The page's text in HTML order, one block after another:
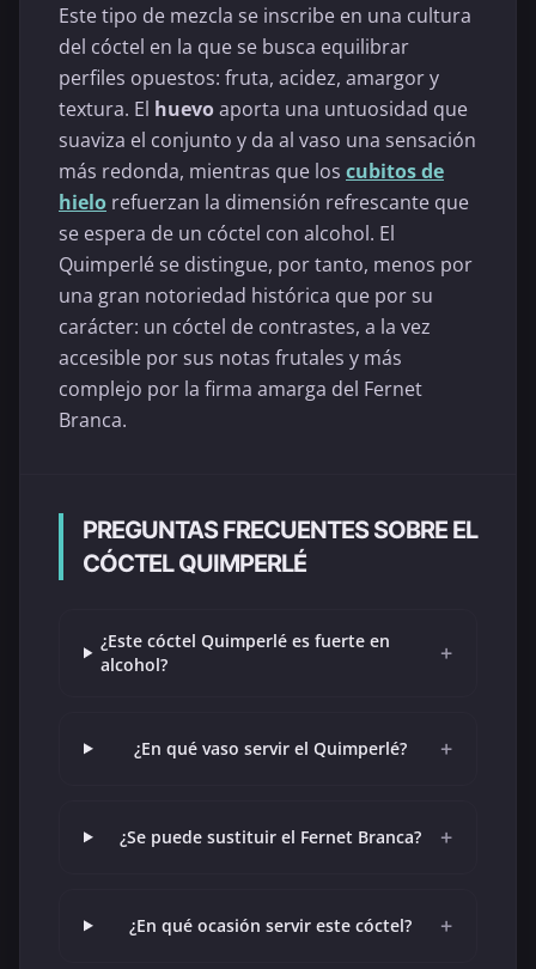
Este tipo de mezcla se inscribe en una cultura
del cóctel en la que se busca equilibrar
perfiles opuestos: fruta, acidez, amargor y
textura. El huevoaporta una untuosidad que
suaviza el conjunto y da al vaso una sensación
más redonda, mientras que los cubitos de
hielo refuerzan la dimensión refrescante que
se espera de un cóctel con alcohol. El
Quimperlé se distingue, por tanto, menos por
una gran notoriedad histórica que por su
carácter: un cóctel de contrastes, a la vez
accesible por sus notas frutales y más
complejo por la firma amarga del Fernet
Branca.
PREGUNTAS FRECUENTES SOBRE EL
CÓCTEL QUIMPERLÉ
¿Este cóctel Quimperlé es fuerte en
alcohol?
+
¿En qué vaso servir el Quimperlé? +
¿Se puede sustituir el Fernet Branca? +
¿En qué ocasión servir este cóctel? +